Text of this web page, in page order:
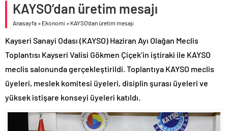
İzmit Belediyesi’nden Tepeköy’de asfalt mesaisi
6.660,55
BİST
47,7111
KAYSO’dan üretim mesajı
Anasayfa » Ekonomi » KAYSO’dan üretim mesajı
Kayseri Sanayi Odası (KAYSO) Haziran Ayı Olağan Meclis
Toplantısı Kayseri Valisi Gökmen Çiçek’in iştiraki ile KAYSO
meclis salonunda gerçekleştirildi. Toplantıya KAYSO meclis
üyeleri, meslek komitesi üyeleri, disiplin şurası üyeleri ve
yüksek istişare konseyi üyeleri katıldı.